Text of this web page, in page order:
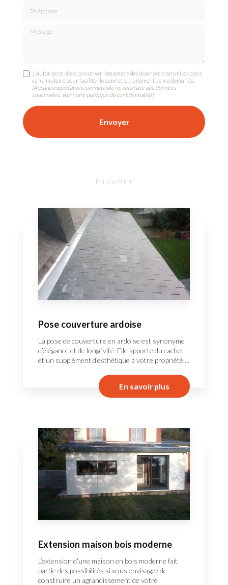
Message
J'autorise ce site à conserver l'ensemble des données transmises dans
ce formulaire pour faciliter le suivi et le traitement de ma demande.
(Aucune exploitation commerciale ne sera faite des données
conservées. Voir notre politique de confidentialité)
En savoir +
Pose couverture ardoise
La pose de couverture en ardoise est synonyme
d’élégance et de longévité. Elle apporte du cachet
et un supplément d’esthétique à votre propriété....
En savoir plus
Extension maison bois moderne
L’extension d'une maison en bois moderne fait
partie des possibilités si vous envisagez de
construire un agrandissement de votre